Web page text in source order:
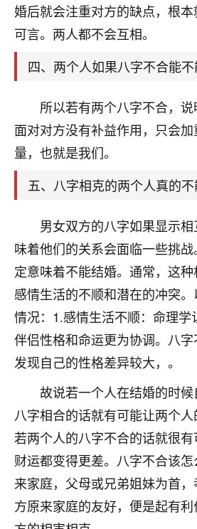
婚后就会注重对方的缺点，根
可言。两人都不会互相。
四、两个人如果八字不合能不
所以若有两个八字不合，
面对对方没有补益作用，只会
量，也就是我们。
五、八字相克的两个人真的不
男女双方的八字如果显示
味着他们的关系会面临一些挑
定意味着不能结婚。通常，这
感情生活的不顺和潜在的冲突
情况：1.感情生活不顺：命理学
伴侣性格和命运更为协调。八
发现自己的性格差异较大，。
故说若一个人在结婚的时
八字相合的话就有可能让两个
若两个人的八字不合的话就很
财运都变得更差。八字不合该
来家庭，父母或兄弟姐妹为首
方原来家庭的友好，便是起有
我女儿高二叛逆，大半年不上
的，把我们两口子愁的不行，
师，一开始我是病急乱投医，
做完，我女儿跟变了个人一样
大学，只要能安安稳稳的把书
鹿森：可怜天下父母心啊
3小时前 来自河北
付深
三个，找老师的时候是抱着侥
着我晋升有望，我半信半疑的
太岁还有一个发钱粮，本来年
后，我以为都没戏了，结果开
职第一个就是我，职务无所谓
3000，非常开心，无论如何
鹿森：恭喜升职加薪！！
12小时前 来自北京
心心相印
我身体不太好，总是病病殃殃
问题，反正就是不舒服。中医
题，后来无意中看到有人推荐
之后，心情豁然开朗，也听老
果问题。今年以来，身体比以
了，老师说境随心转，现在深